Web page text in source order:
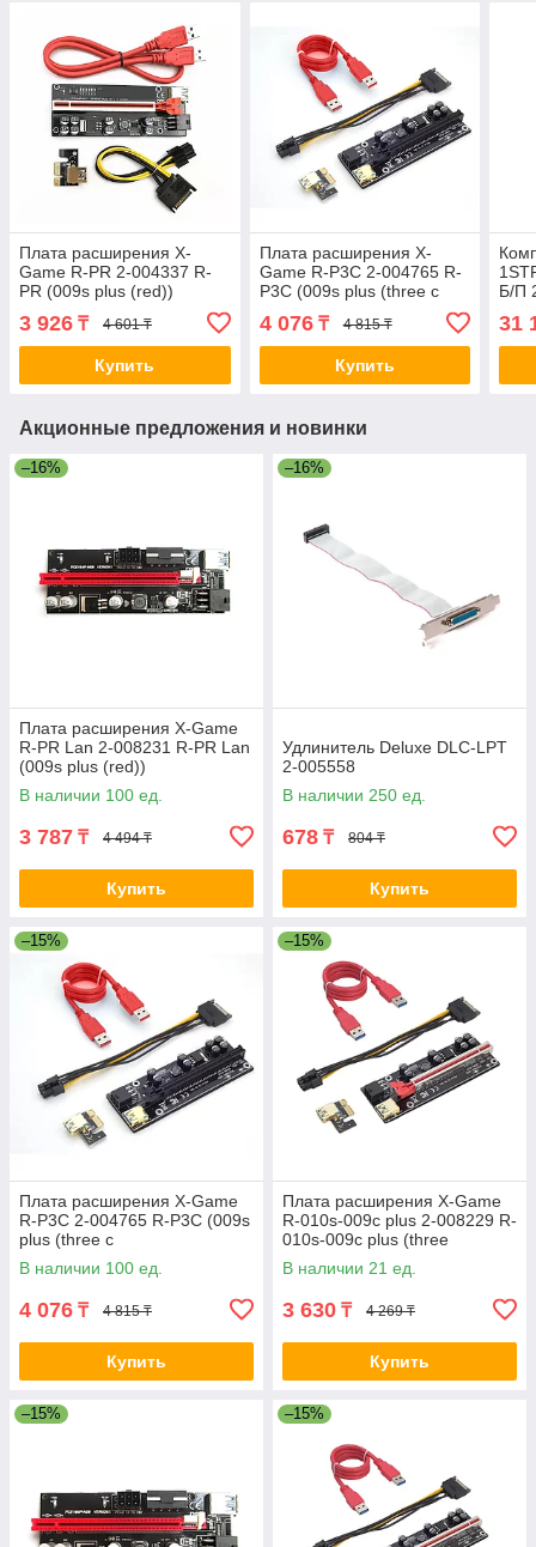
Плата расширения X-
Game R-PR 2-004337 R-
PR (009s plus (red))
3 926 ₸ 4 601 ₸
Купить
Плата расширения X-
Game R-P3C 2-004765 R-
P3C (009s plus (three c
4 076₸ 4 815 ₸
Купить
Б/П
31
Акционные предложения и новинки
–16%
Плата расширения X-Game
R-PR Lan 2-008231 R-PR Lan
(009s plus (red))
В наличии 100 ед.
3 787 ₸ 4 494 ₸
Купить
–16%
Удлинитель Deluxe DLC-LPT
2-005558
В наличии 250 ед.
678 ₸ 804 ₸
Купить
–15%
Плата расширения X-Game
R-P3C 2-004765 R-P3C (009s
plus (three c
В наличии 100 ед.
4 076 ₸ 4 815 ₸
Купить
–15%
Плата расширения X-Game
R-010s-009с plus 2-008229 R-
010s-009с plus (three
connectors))
В наличии 21 ед.
3 630 ₸ 4 269 ₸
Купить
–15% –15%